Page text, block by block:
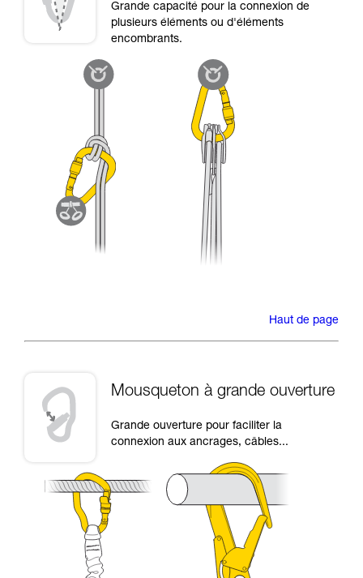
Grande capacité pour la connexion de
plusieurs éléments ou d'éléments
encombrants.
Haut de page
Mousqueton à grande ouverture
Grande ouverture pour faciliter la
connexion aux ancrages, câbles...